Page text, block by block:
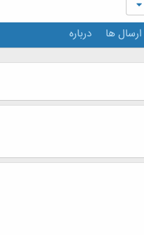
ارسال ها درباره